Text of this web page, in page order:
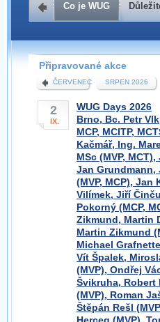
Důležité
Účast na přednáškách
můžete přednášet i Vy,
pobočky.
VÍCE O WUG
Co je WUG
Připravované akce
ČERVENEC SRPEN 2026
2
IX.
WUG Days 2026
Brno, Bc. Petr
MCP, MCITP,
Kačmář, Ing.
MSc (MVP,
Jan Grundmann,
(MVP, MCP), Jan
Vilímek, Jiří
Pokorný (MCP,
Zikmund, Martin
Martin Zikmund
Michael
Vít Špalek,
(MVP), Ondřej
Švikruha, Robert
(MVP), Roman
Štěpán Rešl